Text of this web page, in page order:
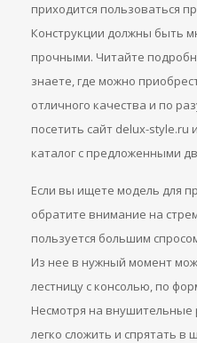
приходится пользоваться
Конструкции должны быть
прочными. Читайте
знаете, где можно
отличного качества и по
посетить сайт delux-style.ru
каталог с предложенными
Если вы ищете модель для
обратите внимание на
пользуется большим
Из нее в нужный момент
лестницу с консолью, по
Несмотря на внушительные
легко сложить и спрятать в